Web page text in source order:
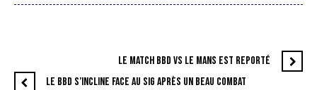
LE MATCH BBD VS LE MANS EST REPORTÉ
LE BBD S’INCLINE FACE AU SIG APRÈS UN BEAU COMBAT